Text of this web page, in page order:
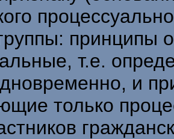
принципы
т.е.
и
только